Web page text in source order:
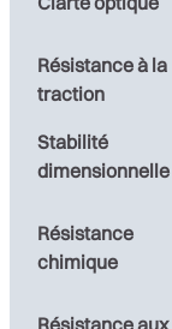
Résistance à la
traction
Stabilité
dimensionnelle
Résistance
chimique